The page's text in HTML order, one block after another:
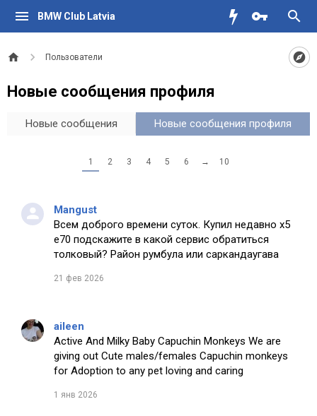
BMW Club Latvia
Пользователи
Новые сообщения профиля
Новые сообщения Новые сообщения профиля
1 2 3 4 5 6 → 10
Mangust
Всем доброго времени суток. Купил недавно х5
е70 подскажите в какой сервис обратиться
толковый? Район румбула или саркандаугава
21 фев 2026
aileen
Active And Milky Baby Capuchin Monkeys We are
giving out Cute males/females Capuchin monkeys
for Adoption to any pet loving and caring
1 янв 2026